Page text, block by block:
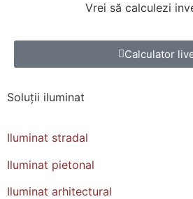
Vrei să calculezi
Calculator
Soluții iluminat
Iluminat stradal
Iluminat pietonal
Iluminat arhitectural